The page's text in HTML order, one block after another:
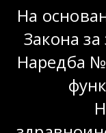
На
Закона
Наредба №